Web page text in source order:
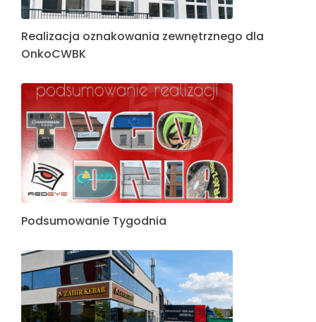
Realizacja oznakowania zewnętrznego dla
OnkoCWBK
Podsumowanie Tygodnia